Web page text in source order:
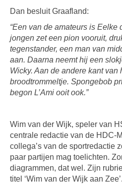
Dan besluit Graafland:
“Een van de amateurs is Eelke
jongen zet een pion vooruit,
tegenstander, een man van
aan. Daarna neemt hij een
Wicky. Aan de andere kant
broodtrommeltje. Spongebob
begon L’Ami ooit ook.”
Wim van der Wijk, speler van
centrale redactie van de HDC-
collega’s van de sportredactie
paar partijen mag toelichten.
diagrammen, dat wel. Zijn
titel ‘Wim van der Wijk aan Zee’.